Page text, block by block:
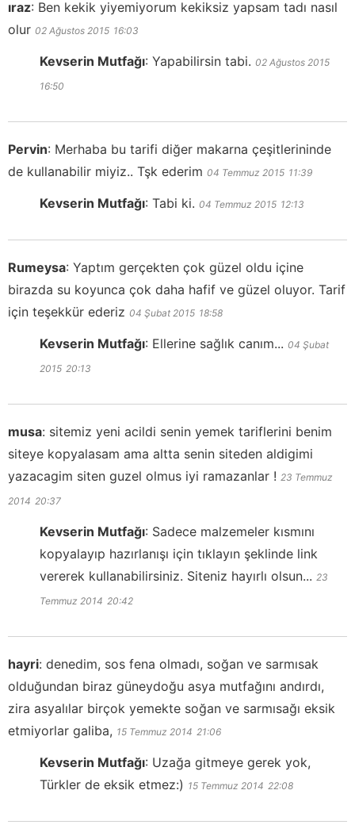
ıraz: Ben kekik yiyemiyorum kekiksiz yapsam tadı nasıl
olur 02 Ağustos 2015 16:03
Kevserin Mutfağı: Yapabilirsin tabi. 02 Ağustos 2015
16:50
Pervin: Merhaba bu tarifi diğer makarna çeşitlerininde
de kullanabilir miyiz.. Tşk ederim 04 Temmuz 2015 11:39
Kevserin Mutfağı: Tabi ki. 04 Temmuz 2015 12:13
Rumeysa: Yaptım gerçekten çok güzel oldu içine
birazda su koyunca çok daha hafif ve güzel oluyor. Tarif
için teşekkür ederiz 04 Şubat 2015 18:58
Kevserin Mutfağı: Ellerine sağlık canım... 04 Şubat
2015 20:13
musa: sitemiz yeni acildi senin yemek tariflerini benim
siteye kopyalasam ama altta senin siteden aldigimi
yazacagim siten guzel olmus iyi ramazanlar ! 23 Temmuz
2014 20:37
Kevserin Mutfağı: Sadece malzemeler kısmını
kopyalayıp hazırlanışı için tıklayın şeklinde link
vererek kullanabilirsiniz. Siteniz hayırlı olsun... 23
Temmuz 2014 20:42
hayri: denedim, sos fena olmadı, soğan ve sarmısak
olduğundan biraz güneydoğu asya mutfağını andırdı,
zira asyalılar birçok yemekte soğan ve sarmısağı eksik
etmiyorlar galiba, 15 Temmuz 2014 21:06
Kevserin Mutfağı: Uzağa gitmeye gerek yok,
Türkler de eksik etmez:) 15 Temmuz 2014 22:08